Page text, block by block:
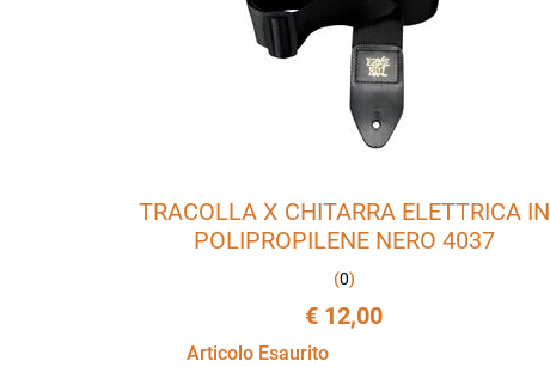
TRACOLLA X CHITARRA ELETTRICA IN
POLIPROPILENE NERO 4037
(0)
€ 12,00
Articolo Esaurito